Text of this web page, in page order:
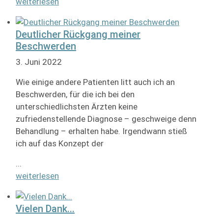
Deutlicher Rückgang meiner
Beschwerden
3. Juni 2022
Wie einige andere Patienten litt auch ich an
Beschwerden, für die ich bei den
unterschiedlichsten Ärzten keine
zufriedenstellende Diagnose – geschweige denn
Behandlung – erhalten habe. Irgendwann stieß
ich auf das Konzept der
...
weiterlesen
Vielen Dank...